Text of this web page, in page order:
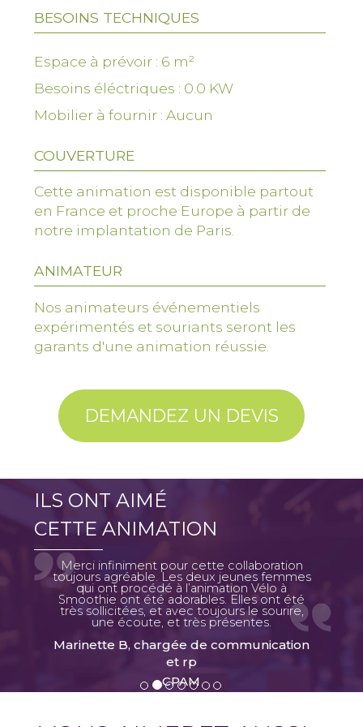
Il est possible de se relayer pour un jus
issu d’un travail d’équipe, ou alors de
pédaler individuellement pour les plus
sportifs. Pour une animation vitaminée,
CultureZen vous propose ce vélo qui
donnera une dimension sportive à votre
Une animation sportive et gourmande !
Pédalez sur le Vélo à Smoothie pour
mixer les fruits frais, puis servez un
délicieux cocktail vitaminé, à partager !
Une animation éco-responsable et
conviviale
Préparez votre smoothie à la seule force
des jambes, individuellement ou en se
relayant ; ainsi, aucune émission de CO2 !
idéale pour sensibiliser vos
collaborateurs aux bonnes pratiques en
matière d'économie énergie.
Une animation événementielle clef en
main
Nos prestations incluent les animateurs
pour conseiller les participants, un ou
plusieurs vélos à smoothie, ainsi que les
fruits nécessaires à l’animation.
Le déroulement de l’animation
Son utilisation est on ne peut plus
simple : les participants choisissent les
fruits frais qu’ils ont envie de mixer, puis
ils les placent dans le blender. Ce dernier
votre smoothie, il vous faudra donc
BESOINS TECHNIQUES
Espace à prévoir : 6 m²
Besoins éléctriques : 0.0 KW
Mobilier à fournir : Aucun
COUVERTURE
Cette animation est disponible partout
en France et proche Europe à partir de
notre implantation de Paris.
ANIMATEUR
Nos animateurs événementiels
expérimentés et souriants seront les
garants d'une animation réussie.
DEMANDEZ UN DEVIS
ILS ONT AIMÉ
CETTE ANIMATION
Merci infiniment pour cette collaboration
toujours agréable. Les deux jeunes femmes
qui ont procédé à l’animation Vélo à
Smoothie ont été adorables. Elles ont été
très sollicitées, et avec toujours le sourire,
une écoute, et très présentes.
Marinette B, chargée de communication
et rp
CPAM